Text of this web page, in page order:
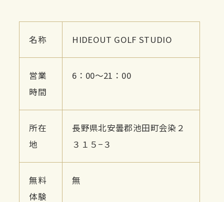
名称 HIDEOUT GOLF STUDIO
営業
時間
6：00～21：00
所在
地
長野県北安曇郡池田町会染２
３１５−３
無料
体験
無